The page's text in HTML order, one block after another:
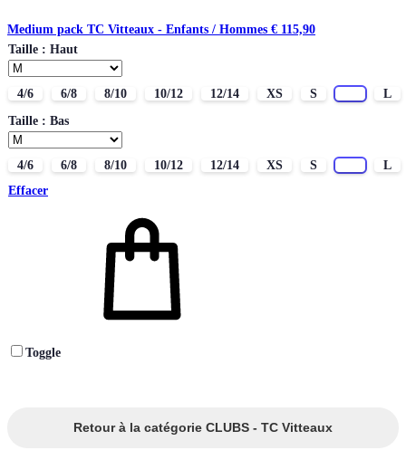
Medium pack TC Vitteaux - Enfants / Hommes € 115,90
Taille : Haut
4/6 6/8 8/10 10/12 12/14 XS S
L
Taille : Bas
4/6 6/8 8/10 10/12 12/14 XS S
L
Effacer
Toggle
Retour à la catégorie CLUBS - TC Vitteaux